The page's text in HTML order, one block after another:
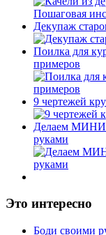
Декупаж
Поилка для
примеров
9 чертежей
Делаем МИНИ
руками
Это интересно
Боди своими